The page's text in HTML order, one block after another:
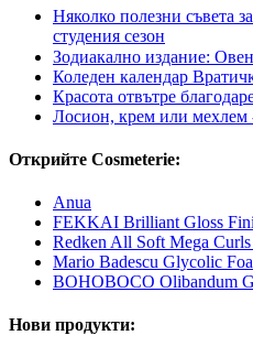
Няколко полезни съвета
студения сезон
Зодиакално издание:
Коледен календар
Красота отвътре
Лосион, крем или мехлем
Открийте Cosmeterie:
Anua
FEKKAI Brilliant Gloss
Redken All Soft Mega
Mario Badescu Glycolic
BOHOBOCO Olibandum
Нови продукти: